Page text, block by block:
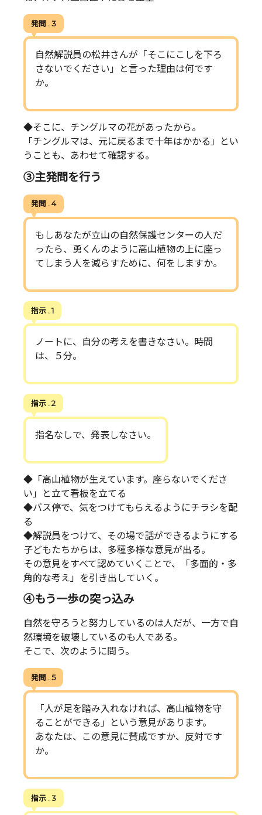
発問 . 3
自然解説員の松井さんが「そこにこしを下ろ
さないでください」と言った理由は何です
か。
◆そこに、チングルマの花があったから。
「チングルマは、元に戻るまで十年はかかる」とい
うことも、あわせて確認する。
③主発問を行う
発問 . 4
もしあなたが立山の自然保護センターの人だ
ったら、勇くんのように高山植物の上に座っ
てしまう人を減らすために、何をしますか。
指示 . 1
ノートに、自分の考えを書きなさい。時間
は、５分。
指示 . 2
指名なしで、発表しなさい。
◆「高山植物が生えています。座らないでくださ
い」と立て看板を立てる
◆バス停で、気をつけてもらえるようにチラシを配
る
◆解説員をつけて、その場で話ができるようにする
子どもたちからは、多種多様な意見が出る。
その意見をすべて認めていくことで、「多面的・多
角的な考え」を引き出していく。
④もう一歩の突っ込み
自然を守ろうと努力しているのは人だが、一方で自
然環境を破壊しているのも人である。
そこで、次のように問う。
発問 . 5
「人が足を踏み入れなければ、高山植物を守
ることができる」という意見があります。
あなたは、この意見に賛成ですか、反対です
か。
指示 . 3